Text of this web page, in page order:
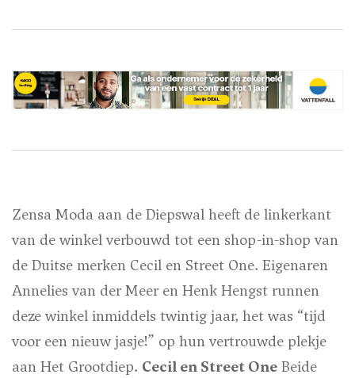
Zensa Moda aan de Diepswal heeft de linkerkant
van de winkel verbouwd tot een shop-in-shop van
de Duitse merken Cecil en Street One. Eigenaren
Annelies van der Meer en Henk Hengst runnen
deze winkel inmiddels twintig jaar, het was “tijd
voor een nieuw jasje!” op hun vertrouwde plekje
aan Het Grootdiep. Cecil en Street One Beide